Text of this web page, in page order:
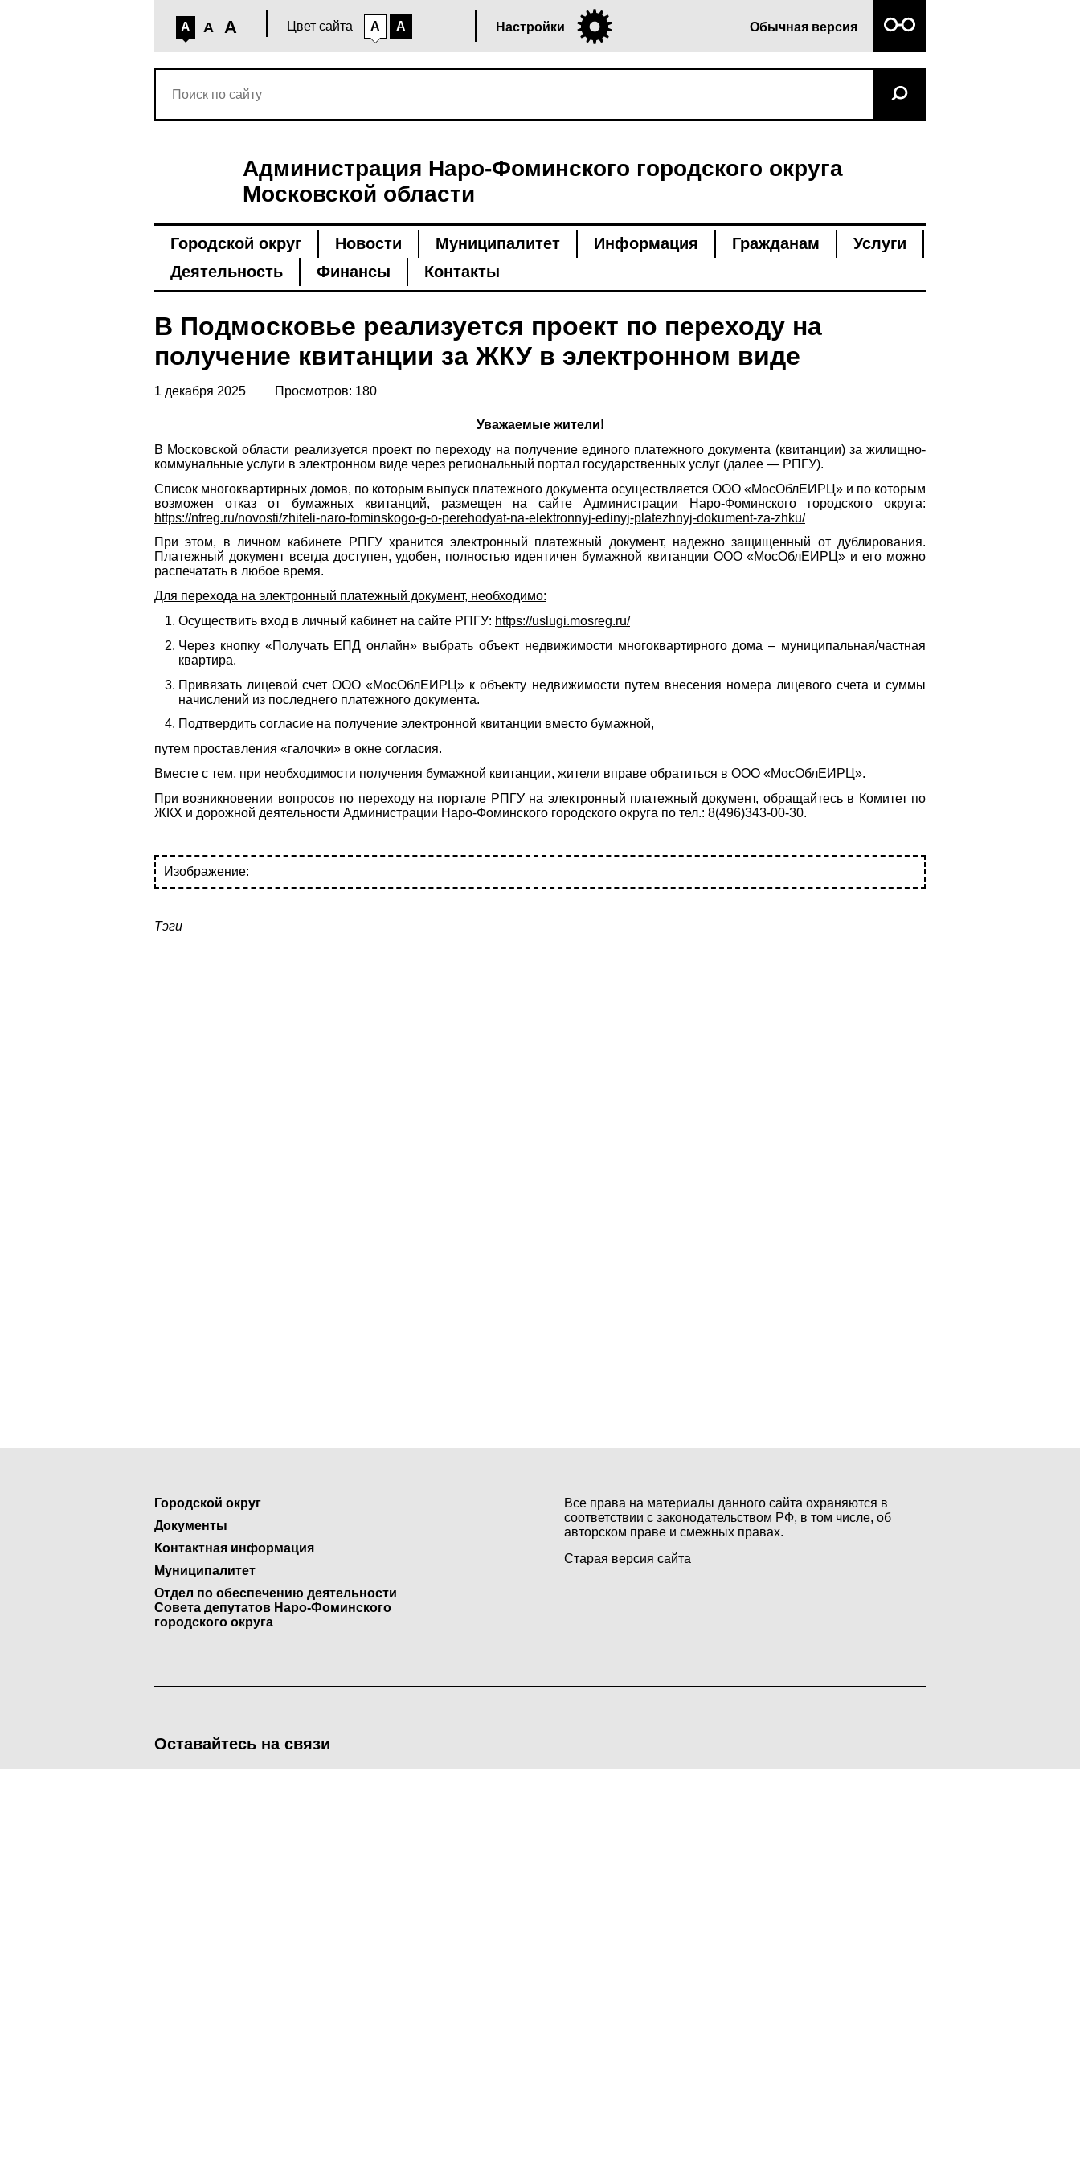
A A A Цвет сайта A A Настройки Обычная версия
Администрация Наро-Фоминского городского округа
Московской области
Городской округ Новости Муниципалитет Информация Гражданам
Услуги
Деятельность
Финансы Контакты
В Подмосковье реализуется проект по переходу на
получение квитанции за ЖКУ в электронном виде
1 декабря 2025 Просмотров: 180
Уважаемые жители!
В Московской области реализуется проект по переходу на получение единого платежного документа (квитанции) за жилищно-
коммунальные услуги в электронном виде через региональный портал государственных услуг (далее — РПГУ).
Список многоквартирных домов, по которым выпуск платежного документа осуществляется ООО «МосОблЕИРЦ» и по которым
возможен отказ от бумажных квитанций, размещен на сайте Администрации Наро-Фоминского городского округа:
https://nfreg.ru/novosti/zhiteli-naro-fominskogo-g-o-perehodyat-na-elektronnyj-edinyj-platezhnyj-dokument-za-zhku/
При этом, в личном кабинете РПГУ хранится электронный платежный документ, надежно защищенный от дублирования.
Платежный документ всегда доступен, удобен, полностью идентичен бумажной квитанции ООО «МосОблЕИРЦ» и его можно
распечатать в любое время.
Для перехода на электронный платежный документ, необходимо:
Осуществить вход в личный кабинет на сайте РПГУ: https://uslugi.mosreg.ru/
Через кнопку «Получать ЕПД онлайн» выбрать объект недвижимости многоквартирного дома – муниципальная/частная
квартира.
Привязать лицевой счет ООО «МосОблЕИРЦ» к объекту недвижимости путем внесения номера лицевого счета и суммы
начислений из последнего платежного документа.
Подтвердить согласие на получение электронной квитанции вместо бумажной,
путем проставления «галочки» в окне согласия.
Вместе с тем, при необходимости получения бумажной квитанции, жители вправе обратиться в ООО «МосОблЕИРЦ».
При возникновении вопросов по переходу на портале РПГУ на электронный платежный документ, обращайтесь в Комитет по
ЖКХ и дорожной деятельности Администрации Наро-Фоминского городского округа по тел.: 8(496)343-00-30.
Изображение:
Тэги
Городской округ
Документы
Контактная информация
Муниципалитет
Отдел по обеспечению деятельности
Совета депутатов Наро-Фоминского
городского округа
Все права на материалы данного сайта охраняются в
соответствии с законодательством РФ, в том числе, об
авторском праве и смежных правах.
Старая версия сайта
Оставайтесь на связи